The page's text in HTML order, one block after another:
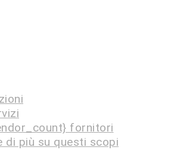
fornitori
di più su questi scopi